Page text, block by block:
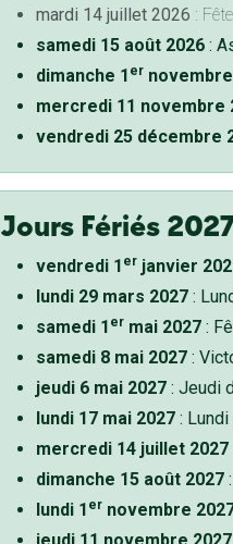
mardi 14 juillet 2026 :
samedi 15 août 2026:
dimanche 1 ernovembre
mercredi 11 novembre
vendredi 25 décembre
Jours Fériés
vendredi 1 erjanvier
lundi 29 mars 2027:
samedi 1 ermai 2027:
samedi 8 mai 2027:
jeudi 6 mai 2027: Jeudi
lundi 17 mai 2027: Lundi
mercredi 14 juillet 2027
dimanche 15 août 2027:
lundi 1 ernovembre
jeudi 11 novembre 2027